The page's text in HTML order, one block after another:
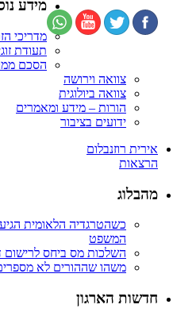
מידע
מדריכי
תעודת
הסכם
צוואה וירושה
צוואה ביולוגית
הורות – מידע ומאמרים
ידועים בציבור
אירית רוזנבלום
הרצאות
מהבלוג
כשהטרגדיה הלאומית
המשפט
השלכות מס ביחס לרישום
משהו שההורים לא
חדשות הארגון